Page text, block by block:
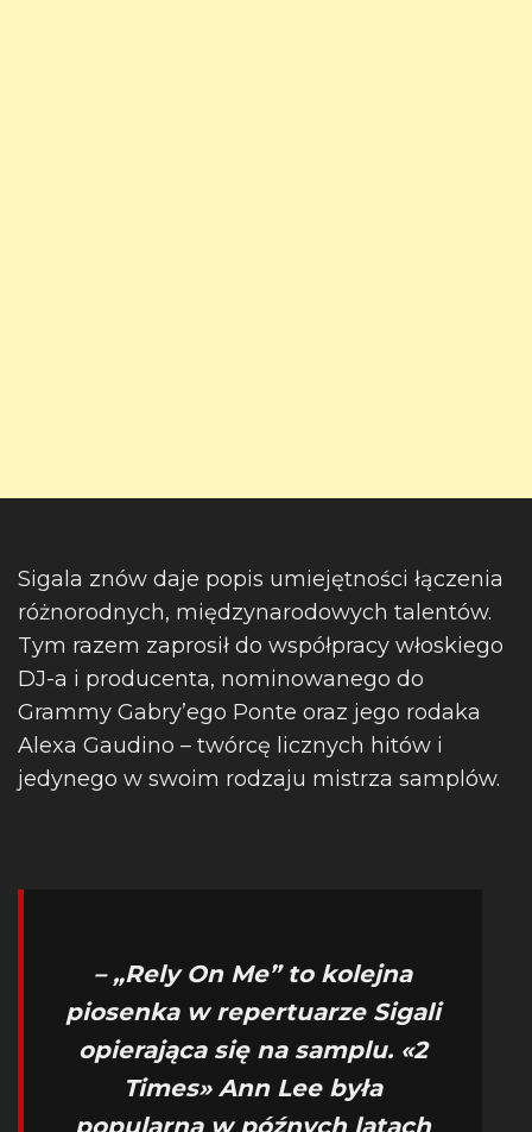
Sigala znów daje popis umiejętności łączenia
różnorodnych, międzynarodowych talentów.
Tym razem zaprosił do współpracy włoskiego
DJ-a i producenta, nominowanego do
Grammy Gabry’ego Ponte oraz jego rodaka
Alexa Gaudino – twórcę licznych hitów i
jedynego w swoim rodzaju mistrza samplów.
– „Rely On Me” to kolejna
piosenka w repertuarze Sigali
opierająca się na samplu. «2
Times» Ann Lee była
popularna w późnych latach